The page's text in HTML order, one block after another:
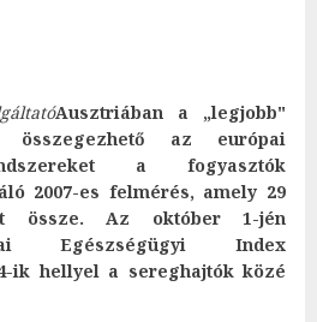
Ausztriában a „legjobb"
az európai
a fogyasztók
2007-es felmérés, amely 29
össze. Az október 1-jén
Egészségügyi Index
ik hellyel a sereghajtók közé